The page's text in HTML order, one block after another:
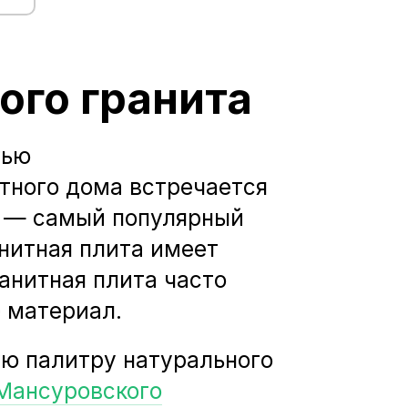
гранита
дома встречается
— самый популярный
плита имеет
плита часто
материал.
палитру натурального